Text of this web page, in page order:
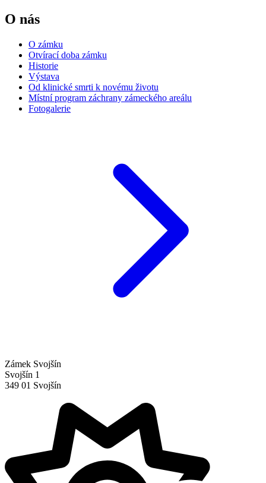
O nás
O zámku
Otvírací doba zámku
Historie
Výstava
Od klinické smrti k novému životu
Místní program záchrany zámeckého areálu
Fotogalerie
Zámek Svojšín
Svojšín 1
349 01 Svojšín